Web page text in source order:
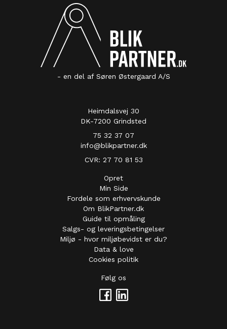
- en del af Søren Østergaard A/S
Heimdalsvej 30
DK-7200 Grindsted
75 32 37 07
info@blikpartner.dk
CVR: 27 70 81 53
Opret
Min Side
Fordele som erhvervskunde
Om BlikPartner.dk
Guide til opmåling
Salgs- og leveringsbetingelser
Miljø - hvor miljøbevidst er du?
Data & love
Cookies politik
Følg os